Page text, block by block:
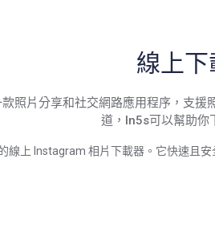
線上下
照片分享和社交網路應用程序，支援
道，In5s可以幫助你
線上 Instagram 相片下載器。它快速且